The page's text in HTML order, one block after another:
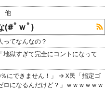
他
(#ﾟｗﾟ)
ってなんなの？
獄すぎて完全にコントになって
にできません！」 → X民「指定ゴ
になるんだけど？」ｗｗｗｗｗｗ